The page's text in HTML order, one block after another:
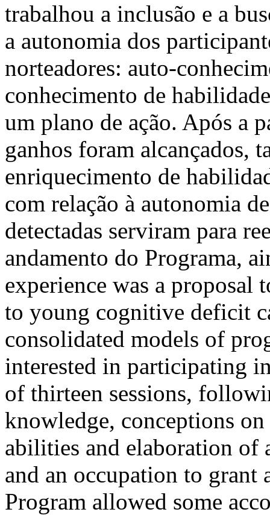
trabalhou a inclusão e a
a autonomia dos
norteadores: auto-
conhecimento de
um plano de ação. Após a
ganhos foram alcançados,
enriquecimento de
com relação à autonomia
detectadas serviram para
andamento do Programa,
experience was a proposal
to young cognitive deficit
consolidated models of
interested in participating
of thirteen sessions,
knowledge, conceptions
abilities and elaboration of
and an occupation to
Program allowed some